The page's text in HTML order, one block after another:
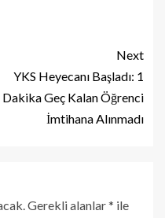
Next
YKS Heyecanı Başladı: 1
Dakika Geç Kalan Öğrenci
İmtihana Alınmadı
Gerekli alanlar* ile